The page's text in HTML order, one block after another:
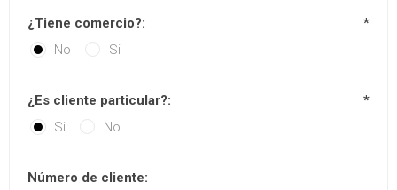
¿Tiene comercio?:
*
No
Si
¿Es cliente particular?:
*
Si
No
Número de cliente: